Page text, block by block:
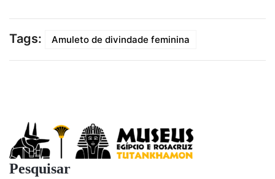
Tags: Amuleto de divindade feminina
Pesquisar